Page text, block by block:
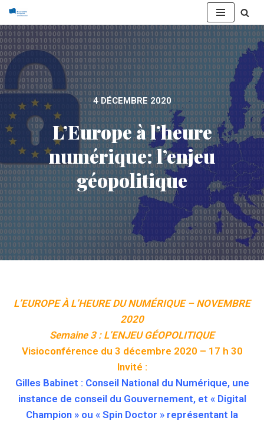
Aller
au
contenu
4 DÉCEMBRE 2020
L’Europe à l’heure
numérique: l’enjeu
géopolitique
L’EUROPE À L’HEURE DU NUMÉRIQUE – NOVEMBRE
2020
Semaine 3 : L’ENJEU GÉOPOLITIQUE
Visioconférence du 3 décembre 2020 – 17 h 30
Invité :
Gilles Babinet : Conseil National du Numérique, une
instance de conseil du Gouvernement, et « Digital
Champion » ou « Spin Doctor » représentant la